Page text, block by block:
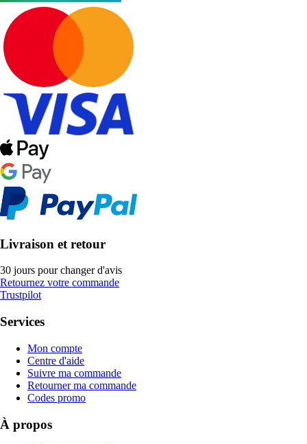
Livraison et retour
30 jours pour changer d'avis
Retournez votre commande
Trustpilot
Services
Mon compte
Centre d'aide
Suivre ma commande
Retourner ma commande
Codes promo
À propos